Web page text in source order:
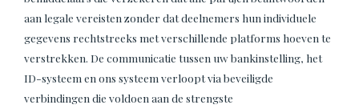
aan legale vereisten zonder dat deelnemers hun individuele
gegevens rechtstreeks met verschillende platforms hoeven te
verstrekken. De communicatie tussen uw bankinstelling, het
ID-systeem en ons systeem verloopt via beveiligde
verbindingen die voldoen aan de strengste